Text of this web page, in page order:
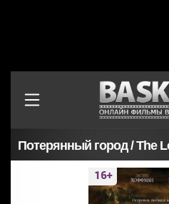
Потерянный город / The